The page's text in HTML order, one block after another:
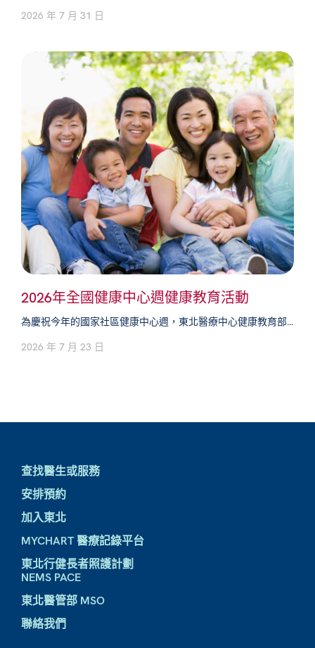
2026 年 7 月 31 日
2026年全國健康中心週健康教育活動
為慶祝今年的國家社區健康中心週，東北醫療中心健康教育部...
2026 年 7 月 23 日
查找醫生或服務
安排預約
加入東北
MYCHART 醫療記錄平台
東北行健長者照護計劃
NEMS PACE
東北醫管部 MSO
聯絡我們